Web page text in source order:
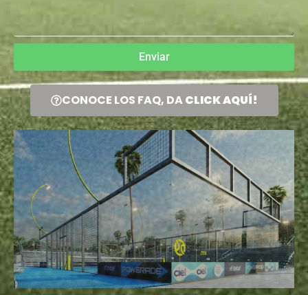
Enviar
CONOCE LOS FAQ, DACLICK AQUÍ!